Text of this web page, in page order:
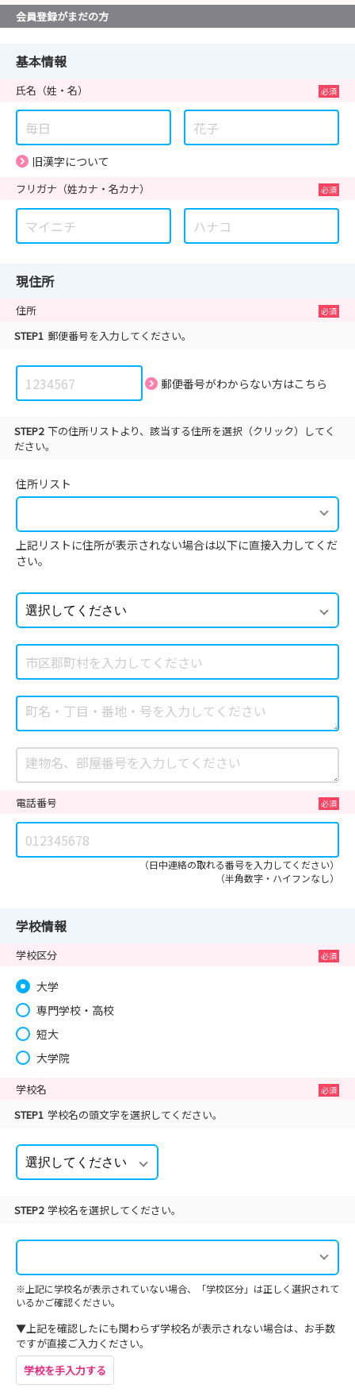
会員登録がまだの方
基本情報
氏名 （姓・名）
旧漢字について
フリガナ （姓カナ・名カナ）
現住所
住所
STEP1 郵便番号を入力してください。
郵便番号がわからない方はこちら
STEP2 下の住所リストより、該当する住所を選択（クリック）してく
ださい。
住所リスト
上記リストに住所が表示されない場合は以下に直接入力してくだ
さい。
電話番号
（日中連絡の取れる番号を入力してください）
（半角数字・ハイフンなし）
学校情報
学校区分
大学
専門学校・高校
短大
大学院
学校名
STEP1 学校名の頭文字を選択してください。
STEP2 学校名を選択してください。
※上記に学校名が表示されていない場合、「学校区分」は正しく選択されて
いるかご確認ください。
▼上記を確認したにも関わらず学校名が表示されない場合は、お手数
ですが直接ご入力ください。
学校を手入力する